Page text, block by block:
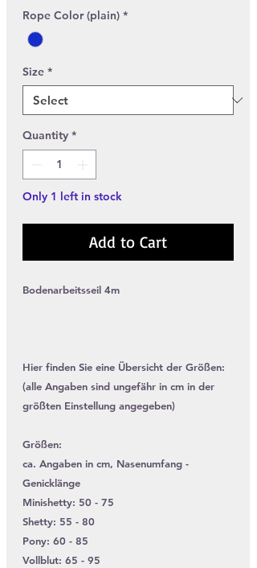
Rope Color (plain) *
Size *
Quantity *
Only 1 left in stock
Add to Cart
Bodenarbeitsseil 4m
Hier finden Sie eine Übersicht der Größen:
(alle Angaben sind ungefähr in cm in der
größten Einstellung angegeben)
Größen:
ca. Angaben in cm, Nasenumfang -
Genicklänge
Minishetty: 50 - 75
Shetty: 55 - 80
Pony: 60 - 85
Vollblut: 65 - 95